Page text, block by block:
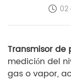
02
Transmisor de
medición del
gas o vapor,